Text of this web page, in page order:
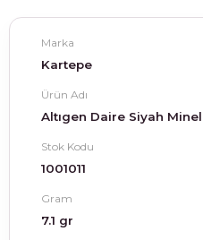
Marka
Kartepe
Ürün Adı
Altıgen Daire Siyah
Stok Kodu
1001011
Gram
7.1 gr